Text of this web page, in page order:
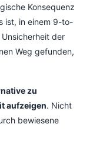
Konsequenz
ist, in einem 9-to-
der
Weg gefunden,
zu
aufzeigen. Nicht
bewiesene